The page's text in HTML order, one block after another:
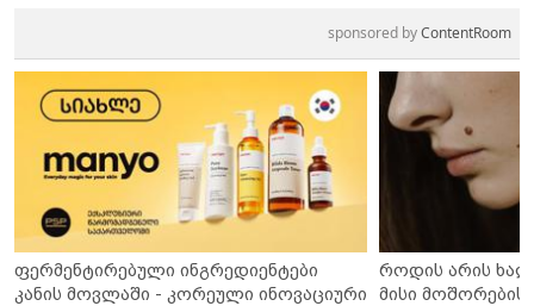
sponsored byContentRoom
ფერმენტირებული ინგრედიენტები
კანის მოვლაში - კორეული ინოვაციური
როდის არის
მისი მოშორების